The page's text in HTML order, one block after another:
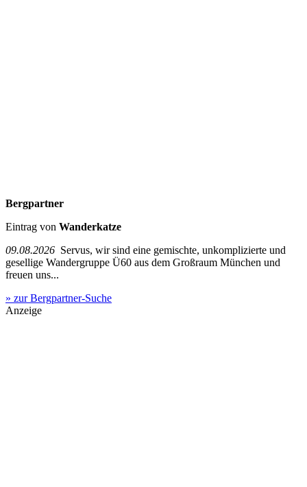
Bergpartner
Eintrag von Wanderkatze
09.08.2026 Servus, wir sind eine gemischte, unkomplizierte und
gesellige Wandergruppe Ü60 aus dem Großraum München und
freuen uns...
» zur Bergpartner-Suche
Anzeige